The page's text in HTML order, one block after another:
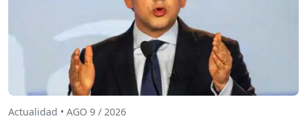
Actualidad • AGO 9 / 2026